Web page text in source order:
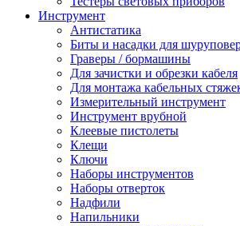
Инструмент
Антистатика
Биты и насадки для
Граверы / бормашины
Для зачистки и обрезки кабеля
Для монтажа кабельных
Измерительный инструмент
Инструмент врубной
Клеевые пистолеты
Клещи
Ключи
Наборы инструментов
Наборы отверток
Надфили
Напильники